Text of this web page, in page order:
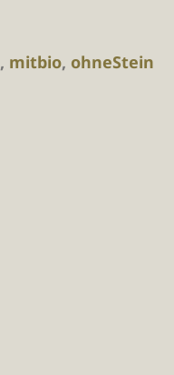
, mitbio, ohneStein